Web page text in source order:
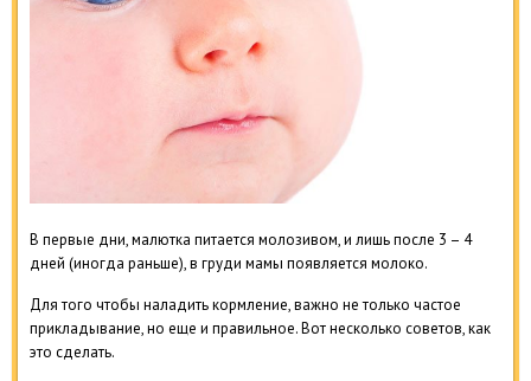
В первые дни, малютка питается молозивом, и лишь после 3 – 4
дней (иногда раньше), в груди мамы появляется молоко.
Для того чтобы наладить кормление, важно не только частое
прикладывание, но еще и правильное. Вот несколько советов, как
это сделать.